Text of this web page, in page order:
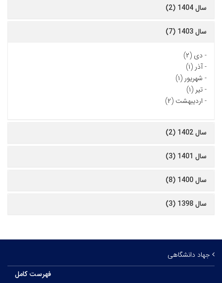
سال 1404 (2)
سال 1403 (7)
- دی (۲)
-آذر (۱)
- شهریور (۱)
-تیر (۱)
- اردیبهشت (۲)
سال 1402 (2)
سال 1401 (3)
سال 1400 (8)
سال 1398 (3)
جهاد دانشگاهی
فهرست کامل